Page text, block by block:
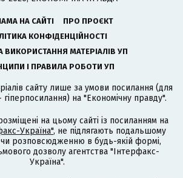
НА САЙТІ
ПРО ПРОЄКТ
КОНФІДЕНЦІЙНОСТІ
ВИКОРИСТАННЯ МАТЕРІАЛІВ УП
І ПРАВИЛА РОБОТИ УП
сайту лише за умови посилання (для
на "Економічну правду".
на цьому сайті із посиланням на
Україна", не підлягають подальшому
розповсюдженню в будь-якій формі,
дозволу агентства "Інтерфакс-
Україна".